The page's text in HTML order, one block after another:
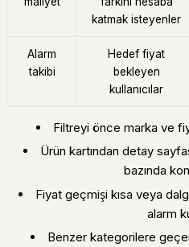
katmak isteyenler
Alarm
takibi
Hedef fiyat
bekleyen
kullanıcılar
Filtreyi önce marka ve
Ürün kartından detay
bazında
Fiyat geçmişi kısa veya
alarm
Benzer kategorilere